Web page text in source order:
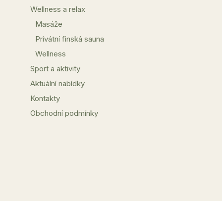
Wellness a relax
Masáže
Privátní finská sauna
Wellness
Sport a aktivity
Aktuální nabídky
Kontakty
Obchodní podmínky